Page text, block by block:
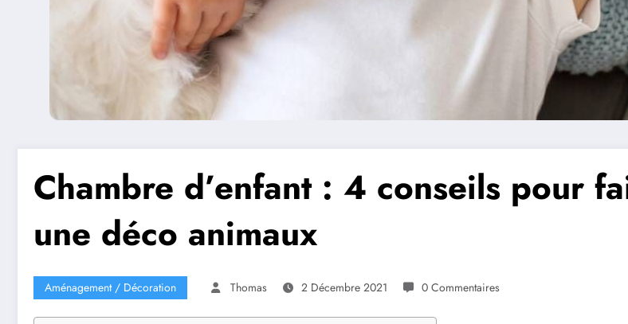
Chambre d’enfant : 4 conseils pour
une déco animaux
Aménagement / Décoration Thomas 2 Décembre 2021 0 Commentaires